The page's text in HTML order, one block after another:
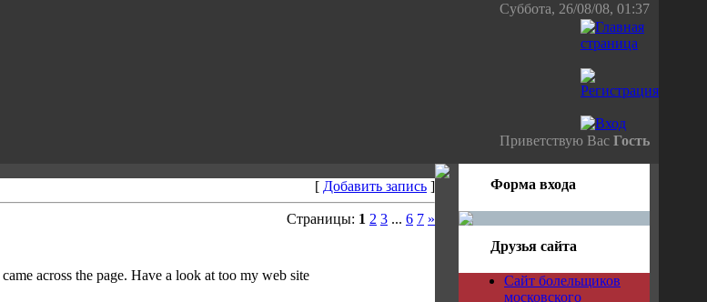
Суббота, 26/08/08, 01:37
Приветствую Вас Гость
[ Добавить запись ]
Страницы: 1 2 3 ... 6 7 »
across the page. Have a look at too my web site
Форма входа
Друзья сайта
Сайт болельщиков
московского